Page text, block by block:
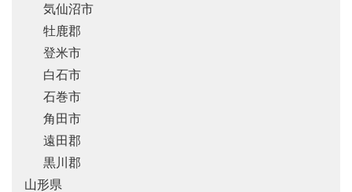
気仙沼市
牡鹿郡
登米市
白石市
石巻市
角田市
遠田郡
黒川郡
山形県